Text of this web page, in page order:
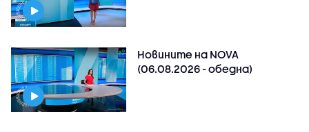
Новините на NOVA
(06.08.2026 - обедна)